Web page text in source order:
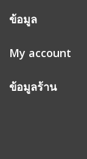
ข้อมูล
My account
ข้อมูลร้าน